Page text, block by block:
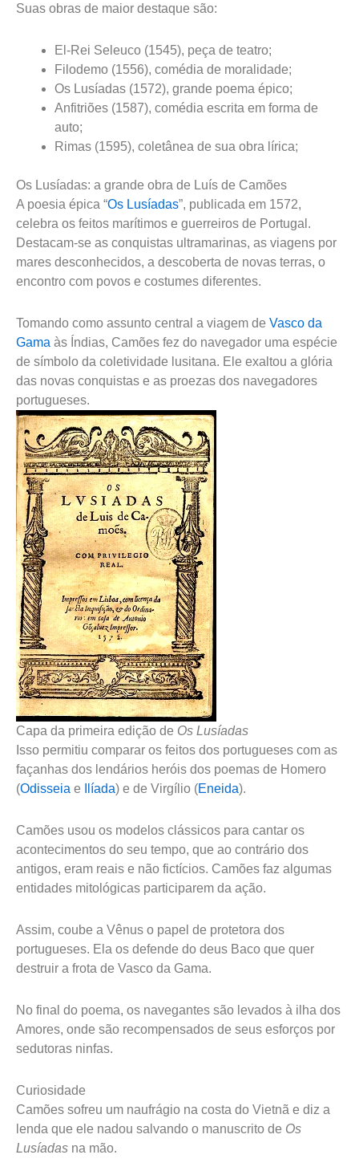
Suas obras de maior destaque são:
El-Rei Seleuco (1545), peça de teatro;
Filodemo (1556), comédia de moralidade;
Os Lusíadas (1572), grande poema épico;
Anfitriões (1587), comédia escrita em forma de
auto;
Rimas (1595), coletânea de sua obra lírica;
Os Lusíadas: a grande obra de Luís de Camões
A poesia épica “Os Lusíadas”, publicada em 1572,
celebra os feitos marítimos e guerreiros de Portugal.
Destacam-se as conquistas ultramarinas, as viagens por
mares desconhecidos, a descoberta de novas terras, o
encontro com povos e costumes diferentes.
Tomando como assunto central a viagem de Vasco da
Gama às Índias, Camões fez do navegador uma espécie
de símbolo da coletividade lusitana. Ele exaltou a glória
das novas conquistas e as proezas dos navegadores
portugueses.
Capa da primeira edição de Os Lusíadas
Isso permitiu comparar os feitos dos portugueses com as
façanhas dos lendários heróis dos poemas de Homero
(Odisseia e Ilíada) e de Virgílio (Eneida).
Camões usou os modelos clássicos para cantar os
acontecimentos do seu tempo, que ao contrário dos
antigos, eram reais e não fictícios. Camões faz algumas
entidades mitológicas participarem da ação.
Assim, coube a Vênus o papel de protetora dos
portugueses. Ela os defende do deus Baco que quer
destruir a frota de Vasco da Gama.
No final do poema, os navegantes são levados à ilha dos
Amores, onde são recompensados de seus esforços por
sedutoras ninfas.
Curiosidade
Camões sofreu um naufrágio na costa do Vietnã e diz a
lenda que ele nadou salvando o manuscrito de Os
Lusíadas na mão.